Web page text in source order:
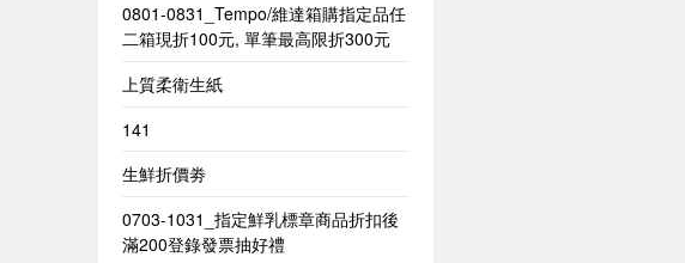
0801-0831_Tempo/維達箱購指定品任
二箱現折100元, 單筆最高限折300元
上質柔衛生紙
141
生鮮折價劵
0703-1031_指定鮮乳標章商品折扣後
滿200登錄發票抽好禮